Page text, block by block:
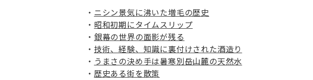
ニシン景気に沸いた増毛の歴史
昭和初期にタイムスリップ
銀幕の世界の面影が残る
技術、経験、知識に裏付けされた酒造り
うまさの決め手は暑寒別岳山麓の天然水
歴史ある街を散策